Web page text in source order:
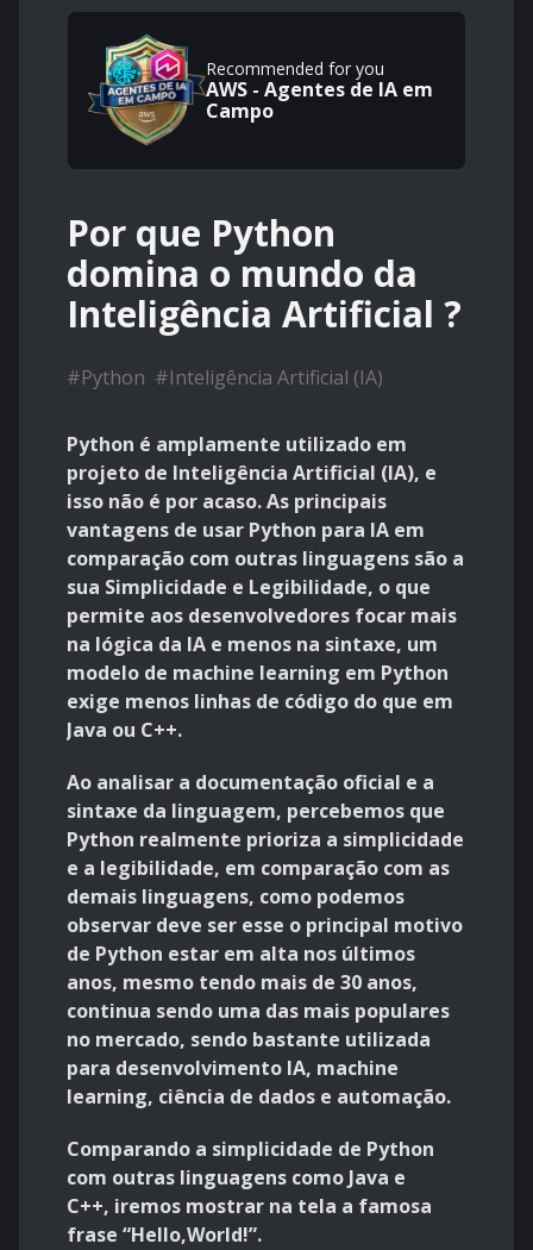
Recommended for you
AWS - Agentes de IA em
Campo
Por que Python
domina o mundo da
Inteligência Artificial ?
#Python #Inteligência Artificial (IA)
Python é amplamente utilizado em
projeto de Inteligência Artificial (IA), e
isso não é por acaso. As principais
vantagens de usar Python para IA em
comparação com outras linguagens são a
sua Simplicidade e Legibilidade, o que
permite aos desenvolvedores focar mais
na lógica da IA e menos na sintaxe, um
modelo de machine learning em Python
exige menos linhas de código do que em
Java ou C++.
Ao analisar a documentação oficial e a
sintaxe da linguagem, percebemos que
Python realmente prioriza a simplicidade
e a legibilidade, em comparação com as
demais linguagens, como podemos
observar deve ser esse o principal motivo
de Python estar em alta nos últimos
anos, mesmo tendo mais de 30 anos,
continua sendo uma das mais populares
no mercado, sendo bastante utilizada
para desenvolvimento IA, machine
learning, ciência de dados e automação.
Comparando a simplicidade de Python
com outras linguagens como Java e
C++, iremos mostrar na tela a famosa
frase “Hello,World!”.